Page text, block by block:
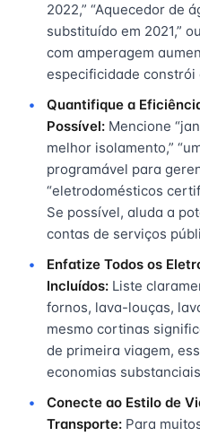
2022,” “Aquecedor de
substituído em 2021,”
com amperagem
especificidade
Quantifique a
Possível: Mencione
melhor isolamento,”
programável para
“eletrodomésticos
Se possível, aluda a
contas de serviços
Enfatize Todos os
Incluídos: Liste
fornos, lava-louças,
mesmo cortinas
de primeira viagem,
economias
Conecte ao Estilo de
Transporte: Para